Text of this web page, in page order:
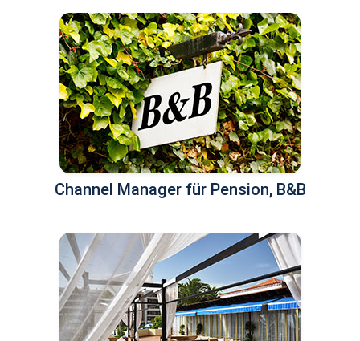
Channel Manager für Pension, B&B